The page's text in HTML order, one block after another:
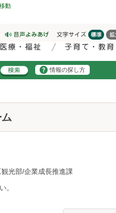
動
情報の探し方
光部/企業成長推進課
。